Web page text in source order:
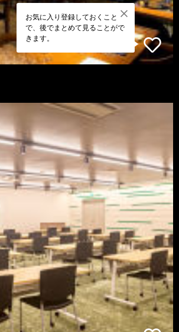
お気に入り登録しておくこと
で、後でまとめて見ることがで
きます。